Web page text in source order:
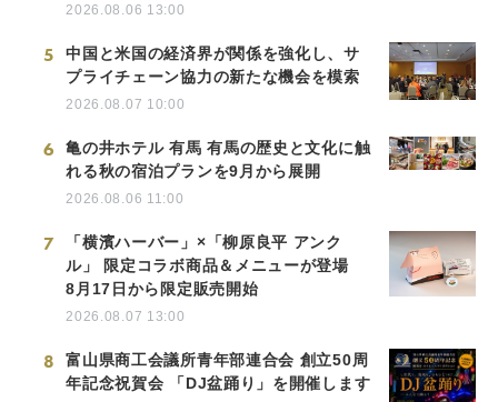
2026.08.06 13:00
5
中国と米国の経済界が関係を強化し、サ
プライチェーン協力の新たな機会を模索
2026.08.07 10:00
6
亀の井ホテル 有馬 有馬の歴史と文化に触
れる秋の宿泊プランを9月から展開
2026.08.06 11:00
7
「横濱ハーバー」×「柳原良平 アンク
ル」 限定コラボ商品＆メニューが登場
8月17日から限定販売開始
2026.08.07 13:00
8
富山県商工会議所青年部連合会 創立50周
年記念祝賀会 「DJ盆踊り」を開催します